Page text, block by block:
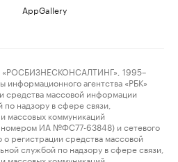
AppGallery
1995–
агентства «РБК»
средства массовой информации
надзору в сфере связи,
массовых коммуникаций
номером ИА №ФС77-63848) и сетевого
о регистрации средства массовой
службой по надзору в сфере связи,